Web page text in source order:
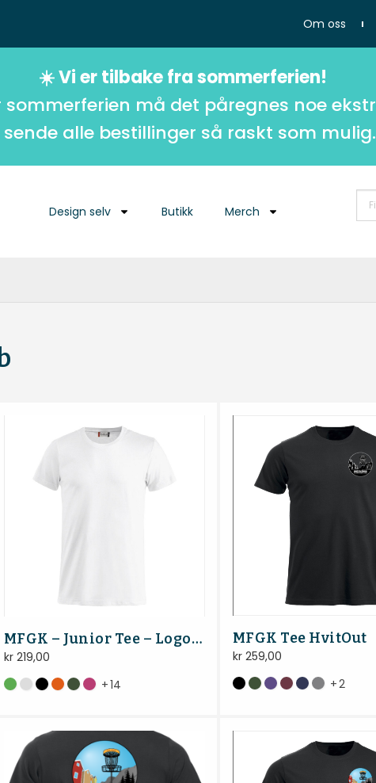
Om oss
☀️ Vi er tilbake fra sommerferien!
må det påregnes noe
alle bestillinger så raskt som
Design selv Butikk Merch
MFGK – Junior Tee – Logo rygg
kr219,00
+14
MFGK Tee HvitOut
kr259,00
+2